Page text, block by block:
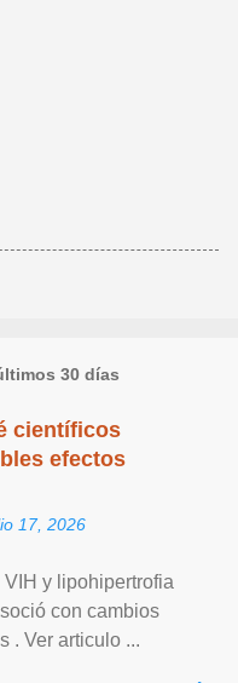
30 días
científicos
efectos
17, 2026
y lipohipertrofia
con cambios
. Ver articulo ...